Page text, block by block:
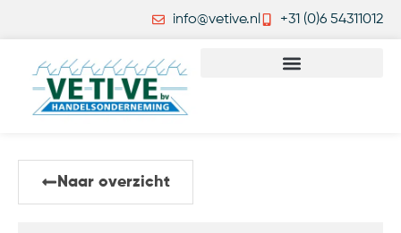
info@vetive.nl +31 (0)6 54311012
Naar overzicht